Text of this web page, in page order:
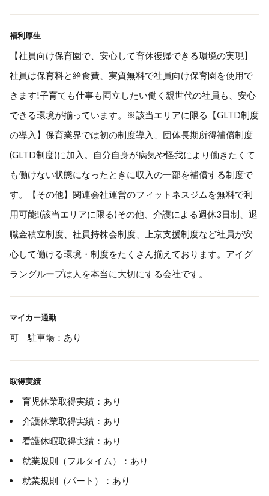
福利厚生
【社員向け保育園で、安心して育休復帰できる環境の実現】
社員は保育料と給食費、実質無料で社員向け保育園を使用で
きます!子育ても仕事も両立したい働く親世代の社員も、安心
できる環境が揃っています。※該当エリアに限る【GLTD制度
の導入】保育業界では初の制度導入、団体長期所得補償制度
(GLTD制度)に加入。自分自身が病気や怪我により働きたくて
も働けない状態になったときに収入の一部を補償する制度で
す。【その他】関連会社運営のフィットネスジムを無料で利
用可能!(該当エリアに限る)その他、介護による週休3日制、退
職金積立制度、社員持株会制度、上京支援制度など社員が安
心して働ける環境・制度をたくさん揃えております。アイグ
ラングループは人を本当に大切にする会社です。
マイカー通勤
可 駐車場：あり
取得実績
育児休業取得実績：あり
介護休業取得実績：あり
看護休暇取得実績：あり
就業規則（フルタイム）：あり
就業規則（パート）：あり